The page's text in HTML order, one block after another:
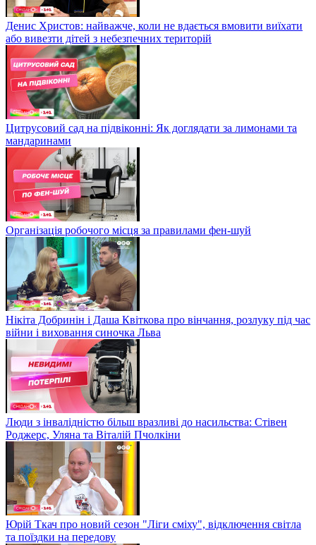
Денис Христов: найважче, коли не вдається вмовити виїхати
або вивезти дітей з небезпечних територій
Цитрусовий сад на підвіконні: Як доглядати за лимонами та
мандаринами
Організація робочого місця за правилами фен-шуй
Нікіта Добринін і Даша Квіткова про вінчання, розлуку під час
війни і виховання синочка Льва
Люди з інвалідністю більш вразливі до насильства: Стівен
Роджерс, Уляна та Віталій Пчолкіни
Юрій Ткач про новий сезон "Ліги сміху", відключення світла
та поїздки на передову